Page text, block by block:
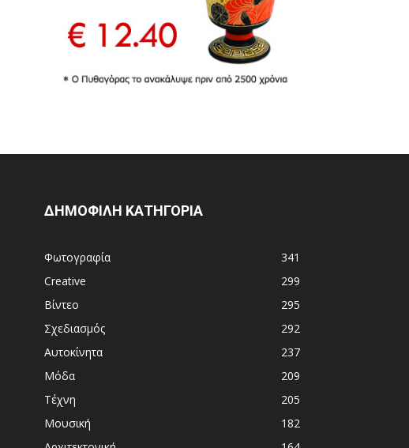
ΔΗΜΟΦΙΛΗ ΚΑΤΗΓΟΡΙΑ
Φωτογραφία
341
Creative
299
Βίντεο
295
Σχεδιασμός
292
Αυτοκίνητα
237
Μόδα
209
Τέχνη
205
Μουσική
182